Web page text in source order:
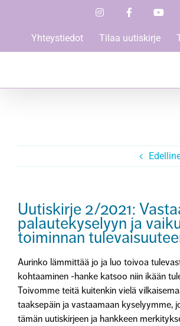
InstagramFacebook
Yhteystiedot Tilaa uutiskirje
Uutiskirje 2/2021:
palautekyselyyn ja
toiminnan
Aurinko lämmittää jo ja luo toivoa
kohtaaminen -hanke katsoo niin ikään
Toivomme teitä kuitenkin vielä
taaksepäin ja vastaamaan kyselyymme,
tämän uutiskirjeen ja hankkeen